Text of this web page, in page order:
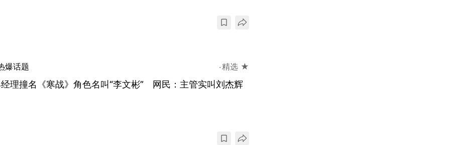
爆话题 精选 ★
理撞名《寒战》角色名叫“李文彬” 网民：主管实叫刘杰辉